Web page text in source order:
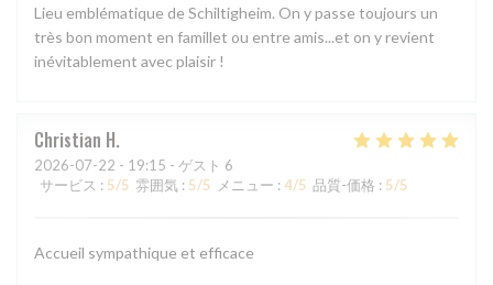
Lieu emblématique de Schiltigheim. On y passe toujours un
très bon moment en famillet ou entre amis...et on y revient
inévitablement avec plaisir !
Christian H
2026-07-22 - 19:15 - ゲスト 6
サービス : 5/5 雰囲気 : 5/5 メニュー : 4/5 品質-価格 : 5/5
Accueil sympathique et efficace